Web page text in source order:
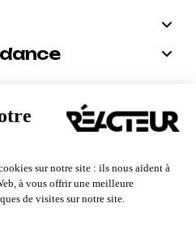
sur tous nos
vous garantir la meilleure
vous continuez à utiliser ce
vous acceptez l'utilisation des